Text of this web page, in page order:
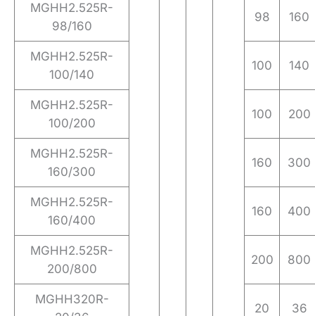
MGHH2.525R-
98/160
98 160
MGHH2.525R-
100/140
100 140
MGHH2.525R-
100/200
100 200
MGHH2.525R-
160/300
160 300
MGHH2.525R-
160/400
160 400
MGHH2.525R-
200/800
200 800
MGHH320R-
20 36